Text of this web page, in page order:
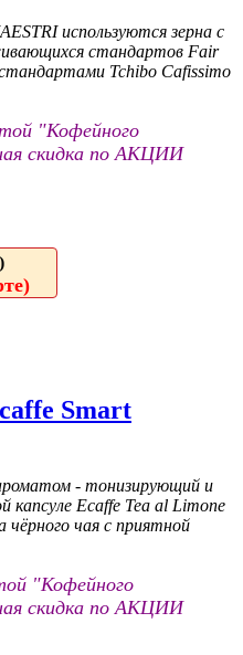
используются зерна c
стандартов Fair
Tchibo Cafissimo
"Кофейного
скидка по АКЦИИ
Smart
- тонизирующий и
Ecaffe Tea al Limone
чёрного чая с приятной
"Кофейного
скидка по АКЦИИ